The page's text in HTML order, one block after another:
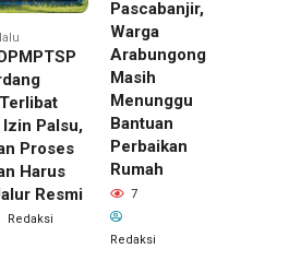
Izin Palsu,
Proses
Harus
Resmi
Redaksi
Pascabanjir,
Warga
Arabungong
Masih
Menunggu
Bantuan
Perbaikan
Rumah
7
Redaksi